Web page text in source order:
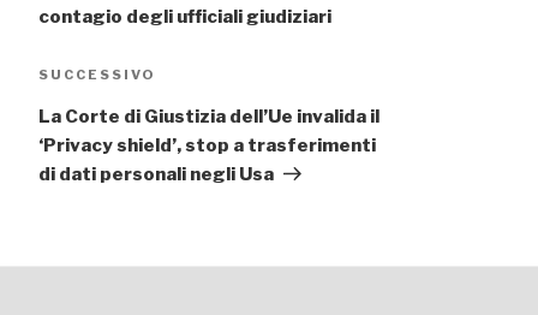
contagio degli ufficiali giudiziari
Articolo
SUCCESSIVO
La Corte di Giustizia dell’Ue invalida il
‘Privacy shield’, stop a trasferimenti
di dati personali negli Usa